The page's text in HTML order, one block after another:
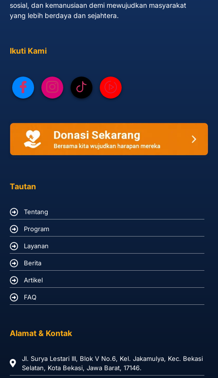
sosial, dan kemanusiaan demi mewujudkan masyarakat
yang lebih berdaya dan sejahtera.
Ikuti Kami
Tautan
Tentang
Program
Layanan
Berita
Artikel
FAQ
Alamat & Kontak
Jl. Surya Lestari III, Blok V No.6, Kel. Jakamulya, Kec. Bekasi
Selatan, Kota Bekasi, Jawa Barat, 17146.